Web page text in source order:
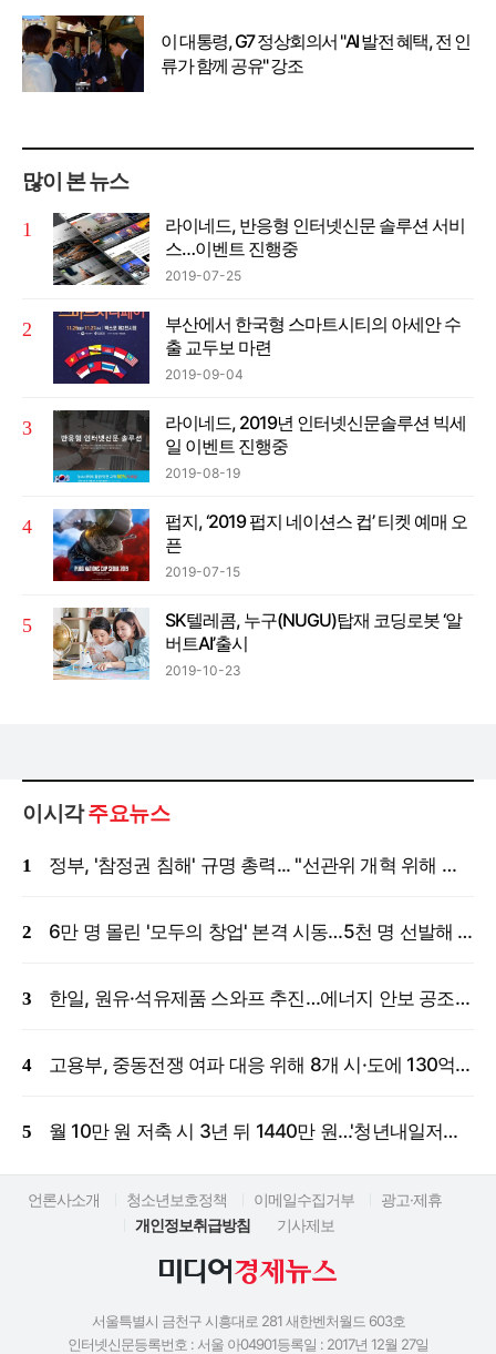
이 대통령, G7 정상회의서 "AI 발전 혜택, 전 인
류가 함께 공유" 강조
많이 본 뉴스
라이네드, 반응형 인터넷신문 솔루션 서비
스…이벤트 진행중
2019-07-25
부산에서 한국형 스마트시티의 아세안 수
출 교두보 마련
2019-09-04
라이네드, 2019년 인터넷신문솔루션 빅세
일 이벤트 진행중
2019-08-19
펍지, ‘2019 펍지 네이션스 컵’ 티켓 예매 오
픈
2019-07-15
SK텔레콤, 누구(NUGU)탑재 코딩로봇 ‘알
버트AI’출시
2019-10-23
이시각주요뉴스
정부, '참정권 침해' 규명 총력... "선관위 개혁 위해 국정조사 등 모든 조치"
6만 명 몰린 '모두의 창업' 본격 시동…5천 명 선발해 밀착 지원
한일, 원유·석유제품 스와프 추진…에너지 안보 공조 강화
고용부, 중동전쟁 여파 대응 위해 8개 시·도에 130억 원 긴급 투입
월 10만 원 저축 시 3년 뒤 1440만 원…'청년내일저축계좌' 신규 모집
언론사소개 청소년보호정책 이메일수집거부
광고·제휴
개인정보취급방침
기사제보
서울특별시 금천구 시흥대로 281 새한벤처월드 603호
인터넷신문등록번호 : 서울 아04901등록일 : 2017년 12월 27일